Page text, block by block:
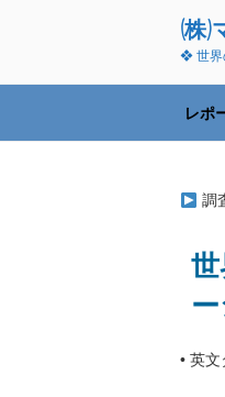
ン
へ
(株)
❖ 世界
レポ
調
• 英文